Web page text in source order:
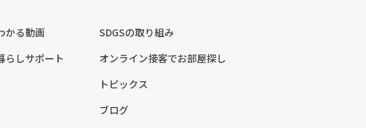
かる動画
らしサポート
SDGSの取り組み
オンライン接客でお部屋探し
トピックス
ブログ